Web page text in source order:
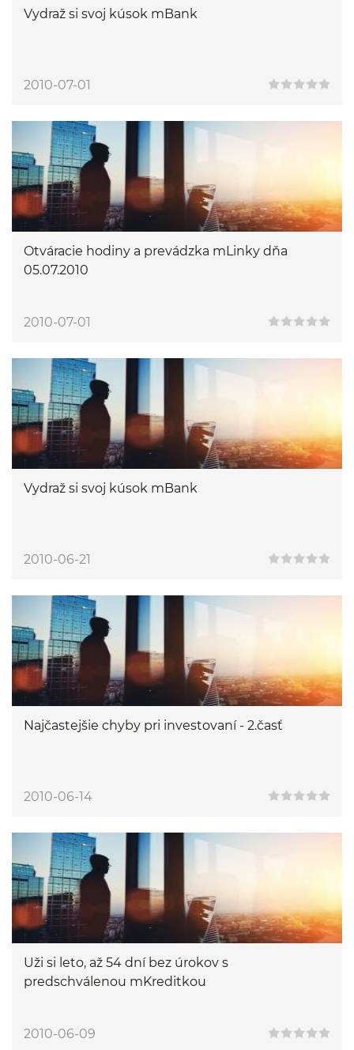
Vydraž si svoj kúsok mBank
2010-07-01
Otváracie hodiny a prevádzka mLinky dňa
05.07.2010
2010-07-01
Vydraž si svoj kúsok mBank
2010-06-21
Najčastejšie chyby pri investovaní - 2.časť
2010-06-14
Uži si leto, až 54 dní bez úrokov s
predschválenou mKreditkou
2010-06-09